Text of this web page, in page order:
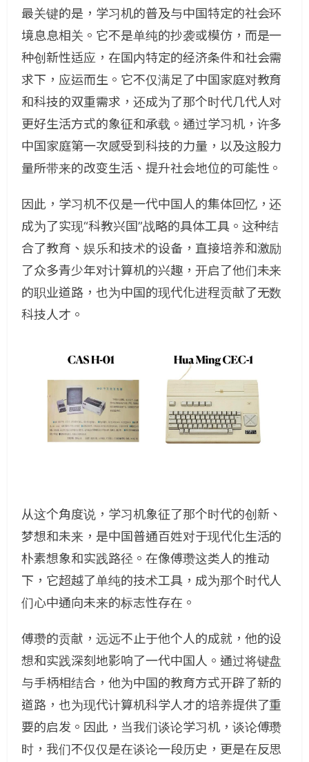
最关键的是，学习机的普及与中国特定的社会环
境息息相关。它不是单纯的抄袭或模仿，而是一
种创新性适应，在国内特定的经济条件和社会需
求下，应运而生。它不仅满足了中国家庭对教育
和科技的双重需求，还成为了那个时代几代人对
更好生活方式的象征和承载。通过学习机，许多
中国家庭第一次感受到科技的力量，以及这股力
量所带来的改变生活、提升社会地位的可能性。
因此，学习机不仅是一代中国人的集体回忆，还
成为了实现“科教兴国”战略的具体工具。这种结
合了教育、娱乐和技术的设备，直接培养和激励
了众多青少年对计算机的兴趣，开启了他们未来
的职业道路，也为中国的现代化进程贡献了无数
科技人才。
从这个角度说，学习机象征了那个时代的创新、
梦想和未来，是中国普通百姓对于现代化生活的
朴素想象和实践路径。在像傅瓒这类人的推动
下，它超越了单纯的技术工具，成为那个时代人
们心中通向未来的标志性存在。
傅瓒的贡献，远远不止于他个人的成就，他的设
想和实践深刻地影响了一代中国人。通过将键盘
与手柄相结合，他为中国的教育方式开辟了新的
道路，也为现代计算机科学人才的培养提供了重
要的启发。因此，当我们谈论学习机，谈论傅瓒
时，我们不仅仅是在谈论一段历史，更是在反思